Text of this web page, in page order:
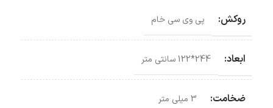
روکش: پی وی سی خام
ابعاد: 244*122 سانتی‌ متر
ضخامت: 3 میلی متر